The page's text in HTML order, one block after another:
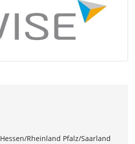
Hessen/Rheinland Pfalz/Saarland